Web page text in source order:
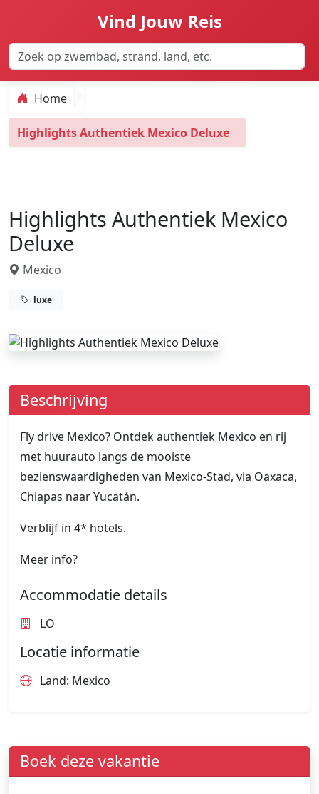
Vind Jouw Reis
Home
Highlights Authentiek Mexico Deluxe
Highlights Authentiek Mexico
Deluxe
Mexico
luxe
Beschrijving
Fly drive Mexico? Ontdek authentiek Mexico en rij
met huurauto langs de mooiste
bezienswaardigheden van Mexico-Stad, via Oaxaca,
Chiapas naar Yucatán.
Verblijf in 4* hotels.
Meer info?
Accommodatie details
LO
Locatie informatie
Land: Mexico
Boek deze vakantie